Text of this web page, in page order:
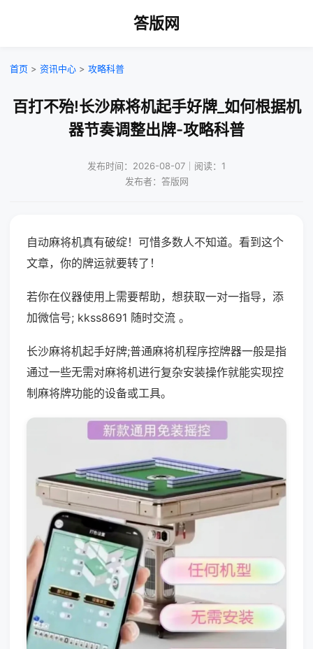
答版网
首页 > 资讯中心 > 攻略科普
百打不殆!长沙麻将机起手好牌_如何根据机
器节奏调整出牌-攻略科普
发布时间：2026-08-07｜阅读：1
发布者：答版网
自动麻将机真有破绽！可惜多数人不知道。看到这个
文章，你的牌运就要转了！
若你在仪器使用上需要帮助，想获取一对一指导，添
加微信号; kkss8691 随时交流 。
长沙麻将机起手好牌;普通麻将机程序控牌器一般是指
通过一些无需对麻将机进行复杂安装操作就能实现控
制麻将牌功能的设备或工具。